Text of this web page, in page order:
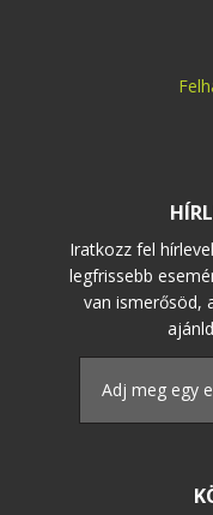
Iratkozz fel
legfrissebb
van ismerősöd,